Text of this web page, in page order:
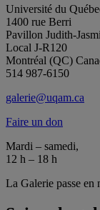
Université du
1400 rue Berri
Pavillon Judith-
Local J-R120
Montréal (QC)
514 987-6150
galerie@uqam.ca
Faire un don
Mardi – samedi,
12 h – 18 h
La Galerie passe en